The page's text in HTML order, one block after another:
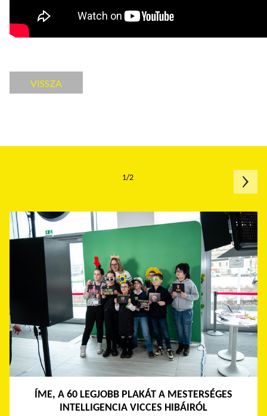
VISSZA
ÍME, A 60 LEGJOBB PLAKÁT A MESTERSÉGES
INTELLIGENCIA VICCES HIBÁIRÓL
1/2